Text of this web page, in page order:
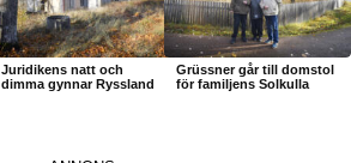
Juridikens natt och
dimma gynnar Ryssland
Grüssner går till domstol
för familjens Solkulla